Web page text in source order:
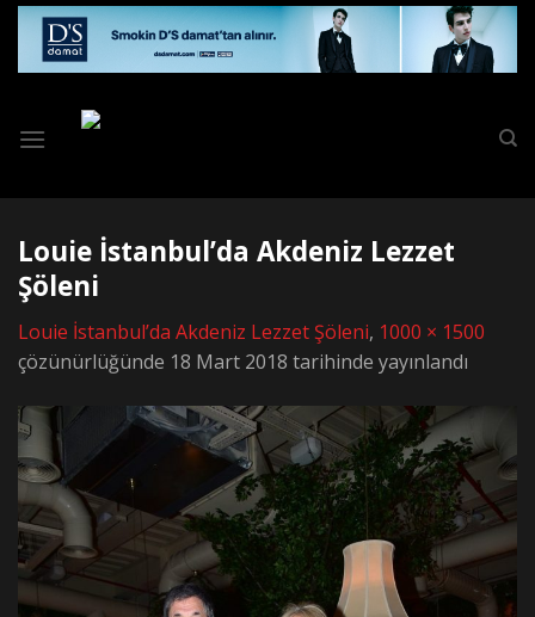
Skip
content
Louie İstanbul’da Akdeniz Lezzet
Şöleni
Louie İstanbul’da Akdeniz Lezzet Şöleni, 1000 × 1500
çözünürlüğünde 18 Mart 2018 tarihinde yayınlandı